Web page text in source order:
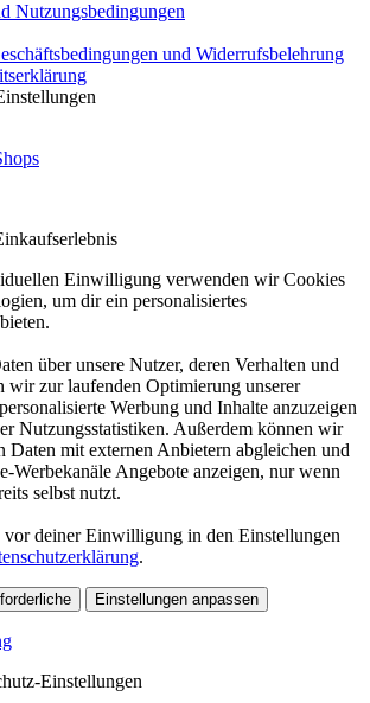
Nutzungsbedingungen
und Widerrufsbelehrung
Einwilligung verwenden wir Cookies
um dir ein personalisiertes
über unsere Nutzer, deren Verhalten und
wir zur laufenden Optimierung unserer
Werbung und Inhalte anzuzeigen
Nutzungsstatistiken. Außerdem können wir
Daten mit externen Anbietern abgleichen und
Werbekanäle Angebote anzeigen, nur wenn
selbst nutzt.
deiner Einwilligung in den Einstellungen
.
Einstellungen anpassen
Einstellungen